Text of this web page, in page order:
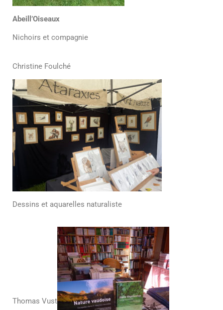
Abeill’Oiseaux
Nichoirs et compagnie
Christine Foulché
Dessins et aquarelles naturaliste
Thomas Vust